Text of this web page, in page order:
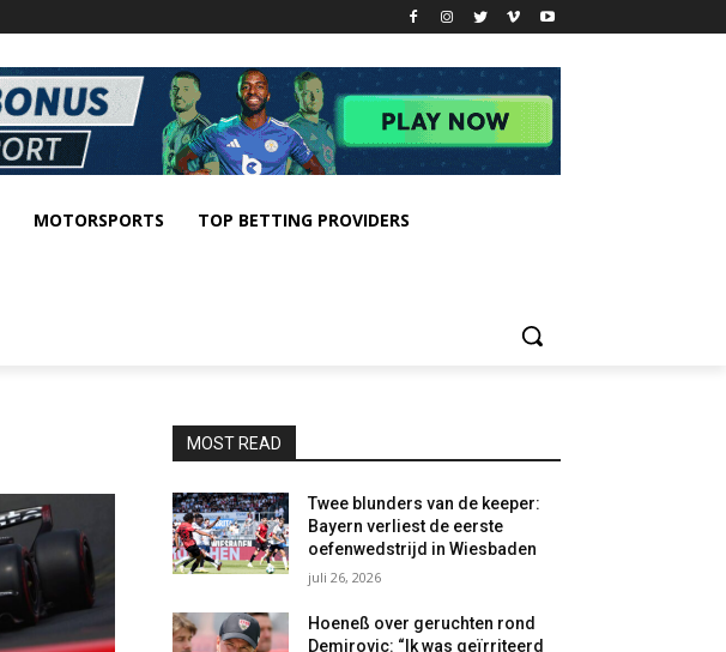
MOTORSPORTS TOP BETTING PROVIDERS
MOST READ
Twee blunders van de keeper:
Bayern verliest de eerste
oefenwedstrijd in Wiesbaden
juli 26, 2026
Hoeneß over geruchten rond
Demirovic: “Ik was geïrriteerd